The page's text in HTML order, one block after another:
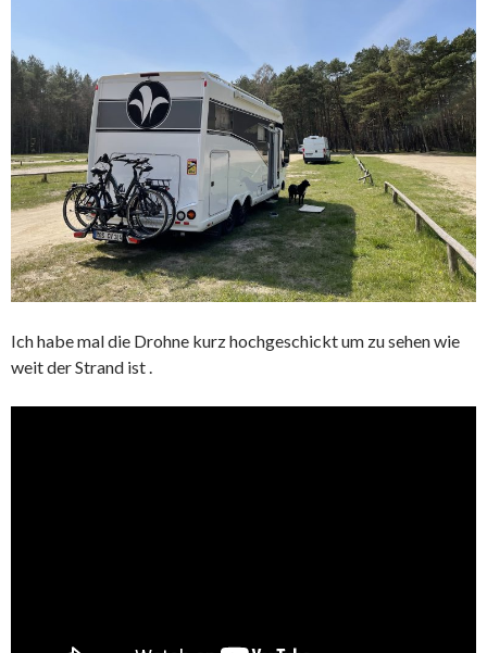
Ich habe mal die Drohne kurz hochgeschickt um zu sehen wie
weit der Strand ist .